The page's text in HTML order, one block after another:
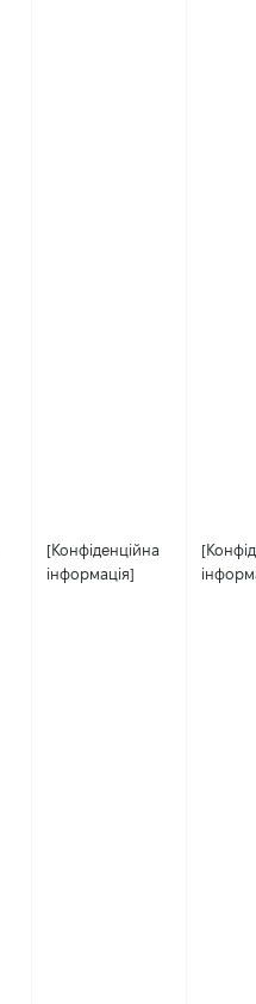
[Конфіденційна
інформація]